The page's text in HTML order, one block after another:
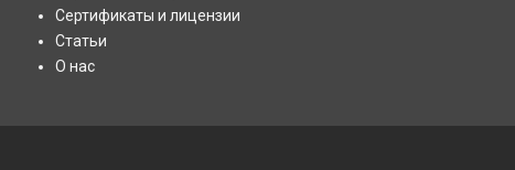
Сертификаты и лицензии
Статьи
О нас